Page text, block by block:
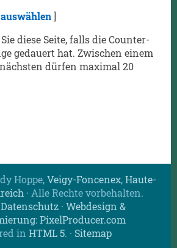
]
diese Seite, falls die Counter-
gedauert hat. Zwischen einem
dürfen maximal 20
Hoppe,Veigy-Foncenex,Haute-
· Alle Rechte vorbehalten.
Datenschutz· Webdesign &
PixelProducer.com
in HTML 5. · Sitemap